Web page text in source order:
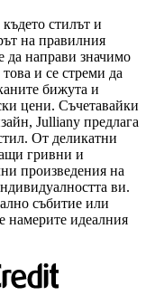
стилът и
на правилния
да направи значимо
и се стреми да
бижута и
цени. Съчетавайки
Julliany предлага
От деликатни
гривни и
произведения на
ви.
събитие или
намерите идеалния